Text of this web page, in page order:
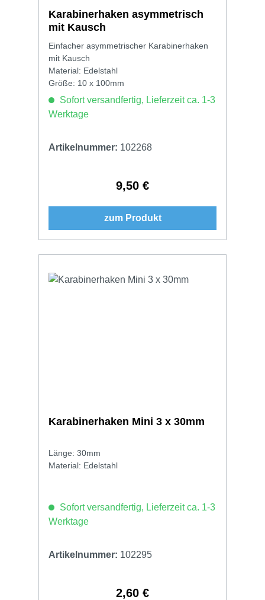
Karabinerhaken asymmetrisch
mit Kausch
Einfacher asymmetrischer Karabinerhaken
mit Kausch
Material: Edelstahl
Größe: 10 x 100mm
Sofort versandfertig, Lieferzeit ca. 1-3
Werktage
Artikelnummer: 102268
Regulärer Preis:
9,50 €
zum Produkt
Karabinerhaken Mini 3 x 30mm
Länge: 30mm
Material: Edelstahl
Sofort versandfertig, Lieferzeit ca. 1-3
Werktage
Artikelnummer: 102295
Regulärer Preis:
2,60 €